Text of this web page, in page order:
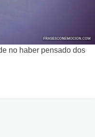
no haber pensado dos